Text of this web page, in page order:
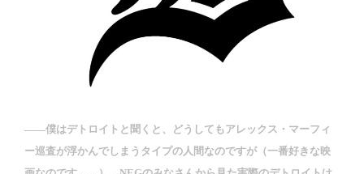
――僕はデトロイトと聞くと、どうしてもアレックス・マーフィ
ー巡査が浮かんでしまうタイプの人間なのですが（一番好きな映